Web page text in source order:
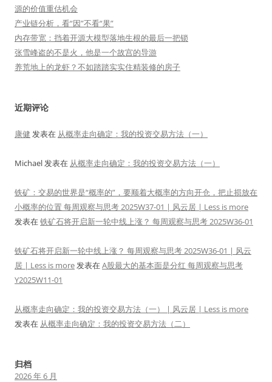
源的价值重估机会
产业链分析，看“因”不看“果”
内存带宽：挡着开源大模型落地生根的最后一把锁
张雪峰盗的不是火，他是一个故宫的导游
养荒地上的龙虾？不如踏踏实实住精装修的房子
近期评论
康健 发表在 从概率走向确定：我的投资交易方法（一）
Michael发表在 从概率走向确定：我的投资交易方法（一）
铁矿：交易的世界是“概率的”，要顺着大概率的方向开仓，把止损放在
小概率的位置 每周观察与思考 2025W37-01 | 风云居 | Less is more
发表在铁矿石将开启新一轮中线上涨？ 每周观察与思考 2025W36-01
铁矿石将开启新一轮中线上涨？ 每周观察与思考 2025W36-01 | 风云
居 | Less is more发表在A股最大的基本面是分红 每周观察与思考
Y2025W11-01
从概率走向确定：我的投资交易方法（一） | 风云居 | Less is more
发表在 从概率走向确定：我的投资交易方法（二）
归档
2026 年 6 月